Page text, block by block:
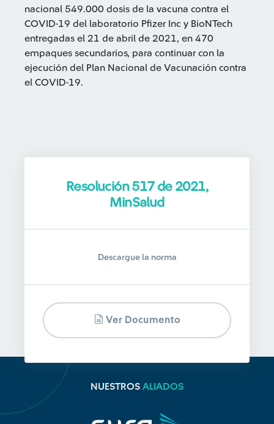
nacional 549.000 dosis de la vacuna contra el
COVID-19 del laboratorio Pfizer Inc y BioNTech
entregadas el 21 de abril de 2021, en 470
empaques secundarios, para continuar con la
ejecución del Plan Nacional de Vacunación contra
el COVID-19.
Resolución 517 de 2021,
MinSalud
Descargue la norma
Ver Documento
NUESTROS ALIADOS